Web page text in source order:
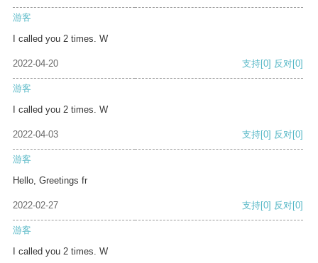
游客
I called you 2 times. W
2022-04-20 支持[0] 反对[0]
游客
I called you 2 times. W
2022-04-03 支持[0] 反对[0]
游客
Hello, Greetings fr
2022-02-27 支持[0] 反对[0]
游客
I called you 2 times. W